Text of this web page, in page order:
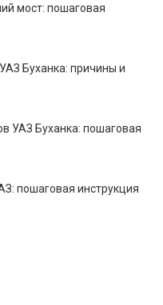
мост: пошаговая
Буханка: причины и
УАЗ Буханка: пошаговая
пошаговая инструкция